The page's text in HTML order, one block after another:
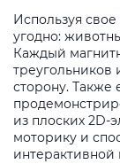
Используя
угодно:
Каждый
треугольников
сторону. Также
из плоских 2D-
моторику и
интерактивной